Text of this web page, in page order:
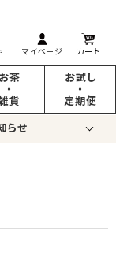
マイページ カート
お茶
・
貨
お試し
・
定期便
らせ